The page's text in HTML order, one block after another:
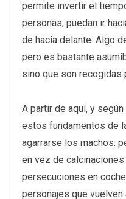
permite invertir el
personas, puedan ir
de hacia delante. Algo
pero es bastante
sino que son recogidas
A partir de aquí, y según
estos fundamentos de
agarrarse los machos:
en vez de
persecuciones en
personajes que